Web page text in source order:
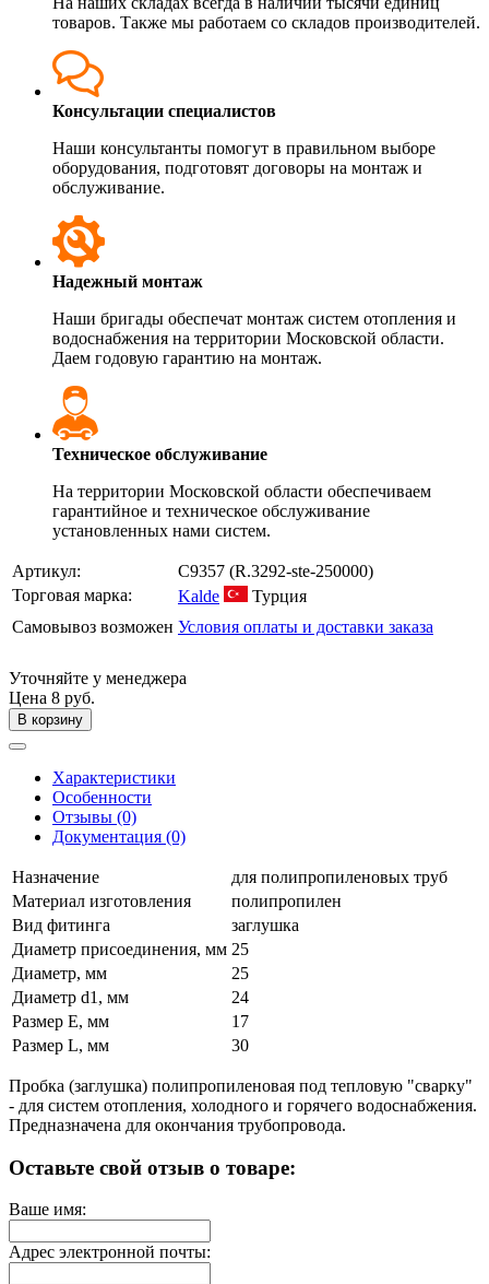
товаров. Также мы работаем со складов производителей.
Консультации специалистов
Наши консультанты помогут в правильном выборе
оборудования, подготовят договоры на монтаж и
обслуживание.
Надежный монтаж
Наши бригады обеспечат монтаж систем отопления и
водоснабжения на территории Московской области.
Даем годовую гарантию на монтаж.
Техническое обслуживание
На территории Московской области обеспечиваем
гарантийное и техническое обслуживание
установленных нами систем.
Артикул: C9357 (R.3292-ste-250000)
Торговая марка:
Kalde
Турция
Самовывоз возможен Условия оплаты и доставки заказа
Уточняйте у менеджера
Цена 8 руб.
В корзину
Характеристики
Особенности
Отзывы (0)
Документация (0)
Назначение
для полипропиленовых труб
Материал изготовления
полипропилен
Вид фитинга
заглушка
Диаметр присоединения, мм 25
Диаметр, мм
25
Диаметр d1, мм
24
Размер E, мм
17
Размер L, мм
30
Пробка (заглушка) полипропиленовая под тепловую "сварку"
- для систем отопления, холодного и горячего водоснабжения.
Предназначена для окончания трубопровода.
Оставьте свой отзыв о товаре:
Ваше имя:
Адрес электронной почты: